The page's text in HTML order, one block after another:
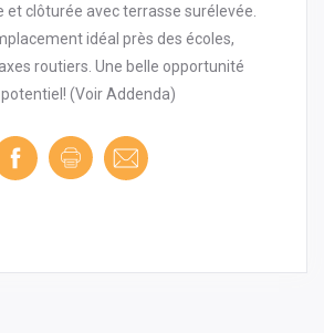
et clôturée avec terrasse surélevée.
idéal près des écoles,
routiers. Une belle opportunité
(Voir Addenda)